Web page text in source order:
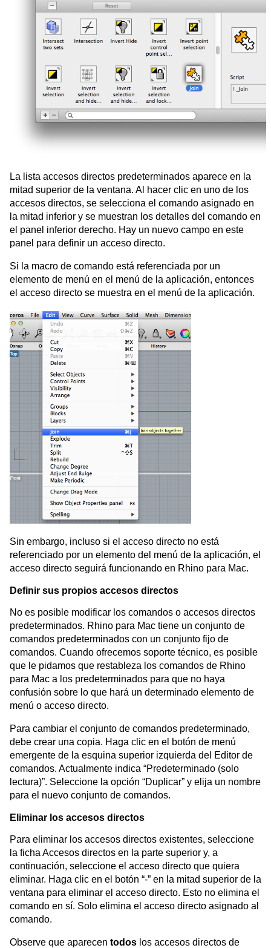
La lista accesos directos predeterminados aparece en la
mitad superior de la ventana. Al hacer clic en uno de los
accesos directos, se selecciona el comando asignado en
la mitad inferior y se muestran los detalles del comando en
el panel inferior derecho. Hay un nuevo campo en este
panel para definir un acceso directo.
Si la macro de comando está referenciada por un
elemento de menú en el menú de la aplicación, entonces
el acceso directo se muestra en el menú de la aplicación.
Sin embargo, incluso si el acceso directo no está
referenciado por un elemento del menú de la aplicación, el
acceso directo seguirá funcionando en Rhino para Mac.
Definir sus propios accesos directos
No es posible modificar los comandos o accesos directos
predeterminados. Rhino para Mac tiene un conjunto de
comandos predeterminados con un conjunto fijo de
comandos. Cuando ofrecemos soporte técnico, es posible
que le pidamos que restableza los comandos de Rhino
para Mac a los predeterminados para que no haya
confusión sobre lo que hará un determinado elemento de
menú o acceso directo.
Para cambiar el conjunto de comandos predeterminado,
debe crear una copia. Haga clic en el botón de menú
emergente de la esquina superior izquierda del Editor de
comandos. Actualmente indica “Predeterminado (solo
lectura)”. Seleccione la opción “Duplicar” y elija un nombre
para el nuevo conjunto de comandos.
Eliminar los accesos directos
Para eliminar los accesos directos existentes, seleccione
la ficha Accesos directos en la parte superior y, a
continuación, seleccione el acceso directo que quiera
eliminar. Haga clic en el botón “-” en la mitad superior de la
ventana para eliminar el acceso directo. Esto no elimina el
comando en sí. Solo elimina el acceso directo asignado al
comando.
Observe que aparecen todos los accesos directos de